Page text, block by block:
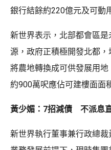
銀行結餘約220億元及可動
新世界表示，北部都會區
源，政府正積極開發北都
將農地轉換成可供發展用
約900萬呎應佔可建樓面面
黃少媚：7招減債 不派息
新世界執行董事兼行政總